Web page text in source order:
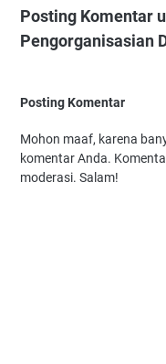
Posting Komentar
Pengorganisasian
Posting Komentar
Mohon maaf, karena
komentar Anda.
moderasi. Salam!